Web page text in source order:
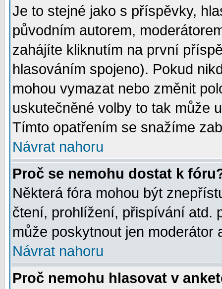
Je to stejné jako s příspěvky,
původním autorem,
zahájíte kliknutím na první
hlasováním spojeno). Pokud
mohou vymazat nebo změnit
uskutečněné volby to tak může
Tímto opatřením se snažíme
Návrat nahoru
Proč se nemohu dostat k
Některá fóra mohou být
čtení, prohlížení, přispívání atd.
může poskytnout jen moderátor
Návrat nahoru
Proč nemohu hlasovat v